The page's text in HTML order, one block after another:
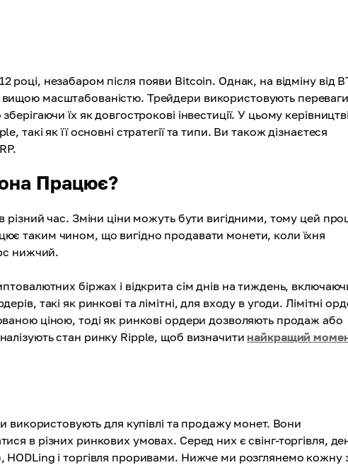
незабаром після появи Bitcoin. Однак, на відміну від
вищою масштабованістю. Трейдери використовують
їх як довгострокові інвестиції. У цьому
такі як її основні стратегії та типи. Ви також дізнаєтеся
Працює?
час. Зміни ціни можуть бути вигідними, тому цей
таким чином, що вигідно продавати монети, коли їхня
нижчий.
біржах і відкрита сім днів на тиждень,
такі як ринкові та лімітні, для входу в угоди. Лімітні
ціною, тоді як ринкові ордери дозволяють продаж або
стан ринку Ripple, щоб визначитинайкращий
використовують для купівлі та продажу монет. Вони
в різних ринкових умовах. Серед них є свінг-торгівля,
HODLing і торгівля проривами. Нижче ми розглянемо кожну